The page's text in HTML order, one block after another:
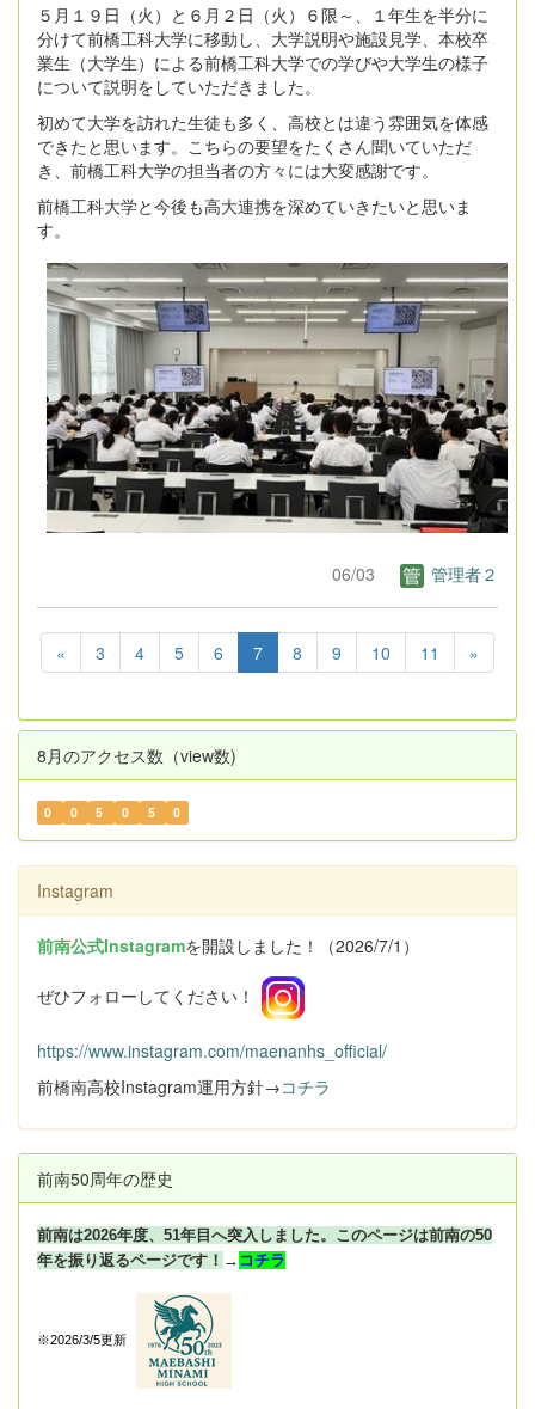
５月１９日（火）と６月２日（火）６限～、１年生を半分に
分けて前橋工科大学に移動し、大学説明や施設見学、本校卒
業生（大学生）による前橋工科大学での学びや大学生の様子
について説明をしていただきました。
初めて大学を訪れた生徒も多く、高校とは違う雰囲気を体感
できたと思います。こちらの要望をたくさん聞いていただ
き、前橋工科大学の担当者の方々には大変感謝です。
前橋工科大学と今後も高大連携を深めていきたいと思いま
す。
06/03 管理者２
« 3 4 5 6 7 8 9 10 11 »
8月のアクセス数（view数)
0 0 5 0 5 0
Instagram
前南公式Instagramを開設しました！（2026/7/1）
ぜひフォローしてください！
https://www.instagram.com/maenanhs_official/
前橋南高校Instagram運用方針→コチラ
前南50周年の歴史
前南は2026年度、51年目へ突入しました。このページは前南の50
年を振り返るページです！ → コチラ
※2026/3/5更新